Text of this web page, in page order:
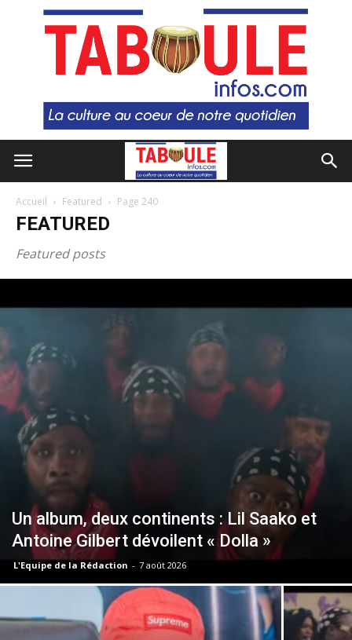
Accueil Featured Page 240
FEATURED
Featured posts
Un album, deux continents : Lil Saako et
Antoine Gilbert dévoilent « Dolla »
L'Equipe de la Rédaction - 7 août 2026